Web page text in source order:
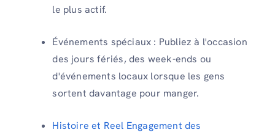
le plus actif.
Événements spéciaux : Publiez à l'occasion
des jours fériés, des week-ends ou
d'événements locaux lorsque les gens
sortent davantage pour manger.
Histoire et Reel Engagement des